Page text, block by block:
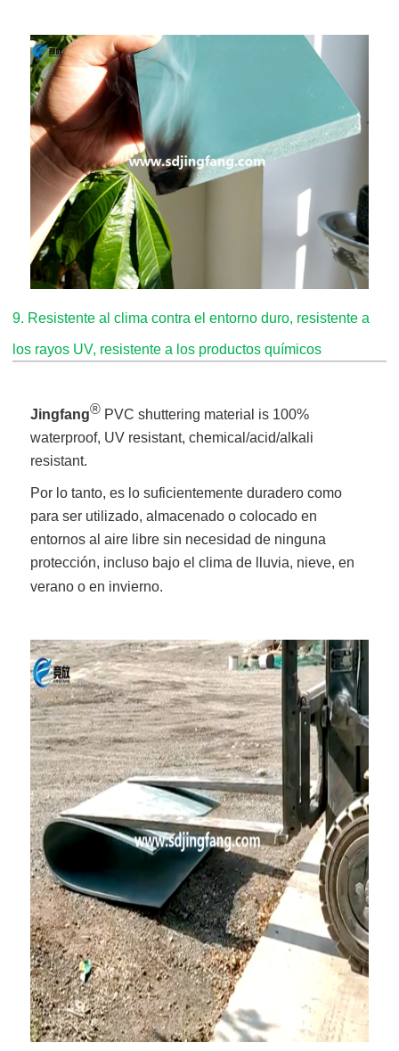
9. Resistente al clima contra el entorno duro, resistente a
los rayos UV, resistente a los productos químicos
Jingfang® PVC shuttering material is 100%
waterproof, UV resistant, chemical/acid/alkali
resistant.
Por lo tanto, es lo suficientemente duradero como
para ser utilizado, almacenado o colocado en
entornos al aire libre sin necesidad de ninguna
protección, incluso bajo el clima de lluvia, nieve, en
verano o en invierno.